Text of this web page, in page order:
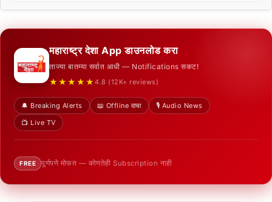
महाराष्ट्र देशा App डाउनलोड करा
ताज्या बातम्या सर्वात आधी — Notifications सकट!
★★★★★ 4.8 (12K+ reviews)
🔔 Breaking Alerts 📖 Offline वाचा
🎙️ Audio News
📺 Live TV
FREE पूर्णपणे मोफत — कोणतेही Subscription नाही